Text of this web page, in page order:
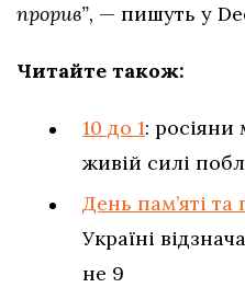
прорив”, — пишуть у
Читайте також:
10 до 1: росіяни
живій силі
День пам’яті
Україні
не 9